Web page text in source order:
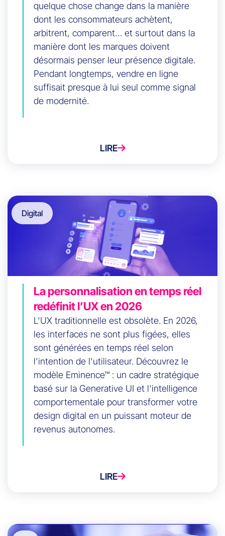
quelque chose change dans la manière
dont les consommateurs achètent,
arbitrent, comparent… et surtout dans la
manière dont les marques doivent
désormais penser leur présence digitale.
Pendant longtemps, vendre en ligne
suffisait presque à lui seul comme signal
de modernité.
LIRE
Digital
La personnalisation en temps réel
redéfinit l’UX en 2026
L'UX traditionnelle est obsolète. En 2026,
les interfaces ne sont plus figées, elles
sont générées en temps réel selon
l'intention de l'utilisateur. Découvrez le
modèle Eminence™ : un cadre stratégique
basé sur la Generative UI et l'intelligence
comportementale pour transformer votre
design digital en un puissant moteur de
revenus autonomes.
LIRE